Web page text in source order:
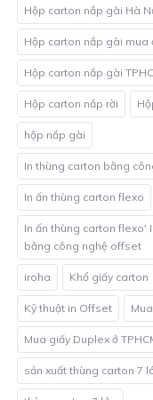
Hộp carton nắp gài Hà
Hộp carton nắp gài mua
Hộp carton nắp gài
Hộp carton nắp rời
hộp nắp gài
In thùng carton bằng
In ấn thùng carton flexo
In ấn thùng carton flexo'
bằng công nghệ offset
iroha Khổ giấy carton
Kỹ thuật in Offset
Mua giấy Duplex ở
sản xuất thùng carton 7